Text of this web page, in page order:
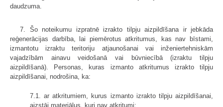
daudzuma.
7. Šo noteikumu izpratnē izrakto tilpju aizpildīšana ir jebkāda
reģenerācijas darbība, lai piemērotus atkritumus, kas nav bīstami,
izmantotu izraktu teritoriju atjaunošanai vai inženiertehniskām
vajadzībām ainavu veidošanā vai būvniecībā (izraktu tilpju
aizpildīšanā). Personas, kuras izmanto atkritumus izrakto tilpju
aizpildīšanai, nodrošina, ka:
7.1. ar atkritumiem, kurus izmanto izrakto tilpju aizpildīšanai,
aizstāj materiālus, kuri nav atkritumi;